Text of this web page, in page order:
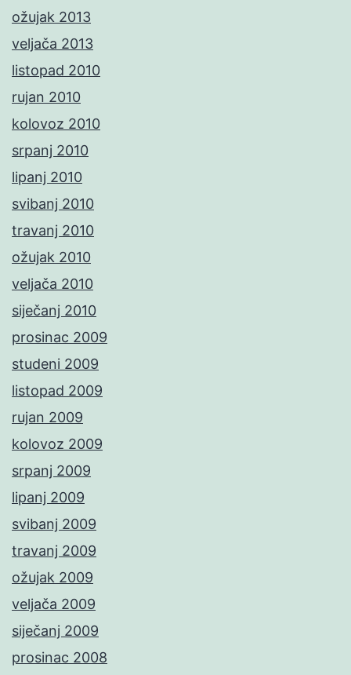
ožujak 2013
veljača 2013
listopad 2010
rujan 2010
kolovoz 2010
srpanj 2010
lipanj 2010
svibanj 2010
travanj 2010
ožujak 2010
veljača 2010
siječanj 2010
prosinac 2009
studeni 2009
listopad 2009
rujan 2009
kolovoz 2009
srpanj 2009
lipanj 2009
svibanj 2009
travanj 2009
ožujak 2009
veljača 2009
siječanj 2009
prosinac 2008